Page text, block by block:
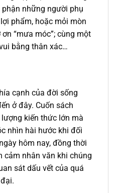
những người phụ
phẩm, hoặc mỏi mòn
“mưa móc”; cùng một
bằng thân xác…
cạnh của đời sống
ở đây. Cuốn sách
kiến thức lớn mà
nhìn hài hước khi đối
hôm nay, đồng thời
cảm nhân văn khi chúng
sát dấu vết của quá